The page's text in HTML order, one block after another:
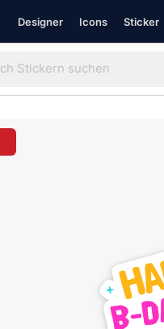
Designer Icons Sticker